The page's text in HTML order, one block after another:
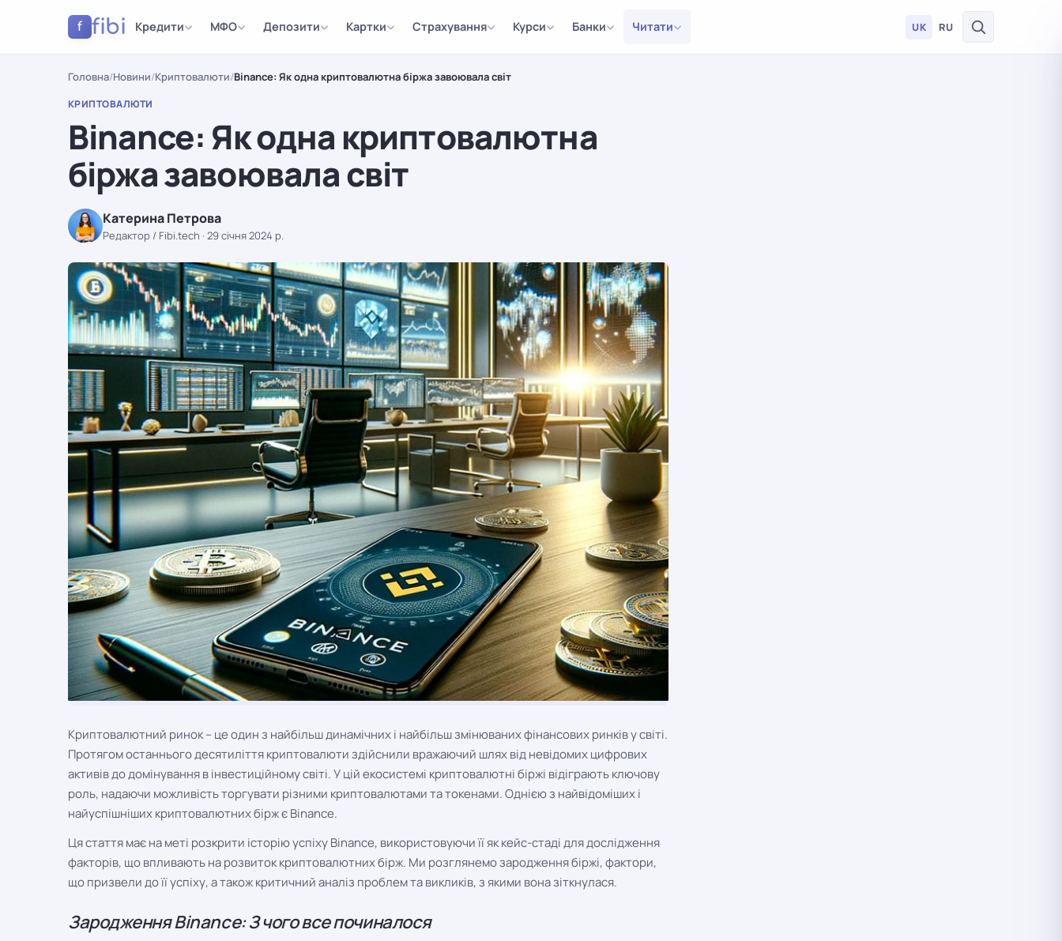
f fibi Кредити МФО Депозити Картки Страхування Курси Банки Читати UK RU
Головна/Новини/Криптовалюти/Binance: Як одна криптовалютна біржа завоювала світ
КРИПТОВАЛЮТИ
Binance: Як одна криптовалютна
біржа завоювала світ
Катерина Петрова
Редактор / Fibi.tech · 29 січня 2024 р.
КРИПТОВАЛЮТИ
Криптовалютний ринок – це один з найбільш динамічних і найбільш змінюваних фінансових ринків у світі.
Протягом останнього десятиліття криптовалюти здійснили вражаючий шлях від невідомих цифрових
активів до домінування в інвестиційному світі. У цій екосистемі криптовалютні біржі відіграють ключову
роль, надаючи можливість торгувати різними криптовалютами та токенами. Однією з найвідоміших і
найуспішніших криптовалютних бірж є Binance.
Ця стаття має на меті розкрити історію успіху Binance, використовуючи її як кейс-стаді для дослідження
факторів, що впливають на розвиток криптовалютних бірж. Ми розглянемо зародження біржі, фактори,
що призвели до її успіху, а також критичний аналіз проблем та викликів, з якими вона зіткнулася.
Зародження Binance: З чого все починалося